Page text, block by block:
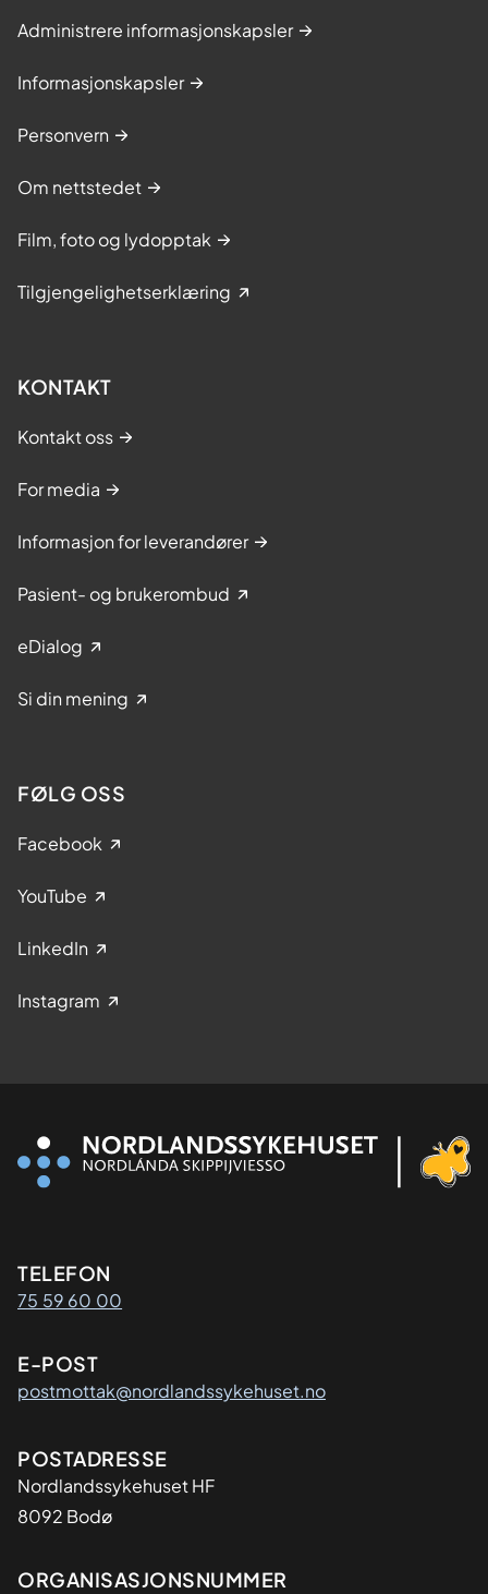
Administrere informasjonskapsler
Informasjonskapsler
Personvern
Om nettstedet
Film, foto og lydopptak
Tilgjengelighetserklæring
KONTAKT
Kontakt oss
For media
Informasjon for leverandører
Pasient- og brukerombud
eDialog
Si din mening
FØLG OSS
Facebook
YouTube
LinkedIn
Instagram
Kontaktinformasjon
TELEFON
75 59 60 00
E-POST
postmottak@nordlandssykehuset.no
Adresse
POSTADRESSE
Nordlandssykehuset HF
8092 Bodø
Organisasjon
ORGANISASJONSNUMMER